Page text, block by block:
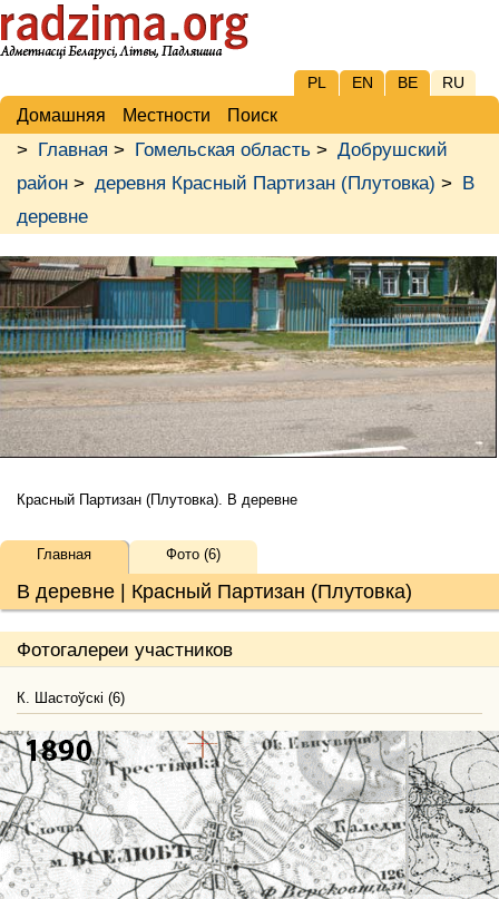
PL EN BE RU
Домашняя Местности Поиск
> Главная > Гомельская область > Добрушский
район > деревня Красный Партизан (Плутовка) > В
деревне
Красный Партизан (Плутовка). В деревне
В деревне | Красный Партизан (Плутовка)
Главная Фото (6)
Фотогалереи участников
К. Шастоўскі (6)